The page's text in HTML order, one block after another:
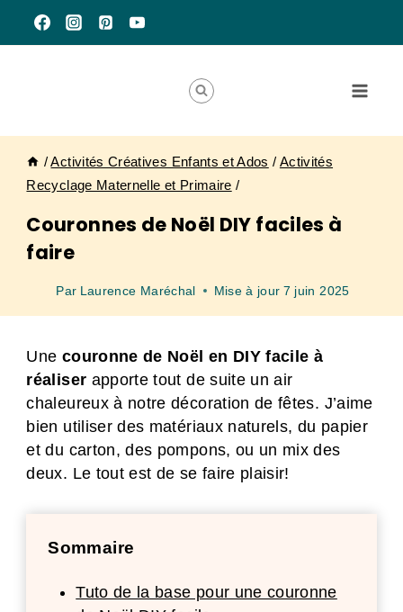
/ Activités Créatives Enfants et Ados / Activités
Recyclage Maternelle et Primaire /
Couronnes de Noël DIY faciles à
faire
Par Laurence Maréchal Mise à jour 7 juin 2025
Une couronne de Noël en DIY facile à
réaliser apporte tout de suite un air
chaleureux à notre décoration de fêtes. J’aime
bien utiliser des matériaux naturels, du papier
et du carton, des pompons, ou un mix des
deux. Le tout est de se faire plaisir!
Sommaire
Tuto de la base pour une couronne